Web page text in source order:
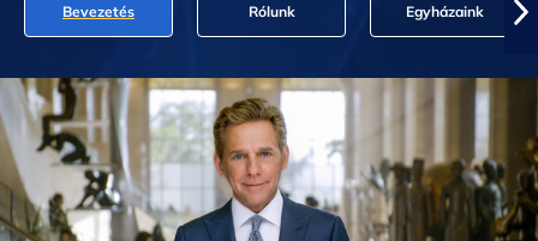
Bevezetés Rólunk Egyházaink